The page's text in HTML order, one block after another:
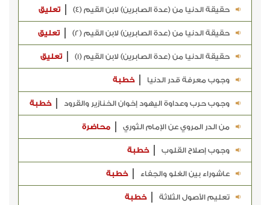
حقيقة الدنيا من (عدة الصابرين) لابن القيم (4) تعليق
حقيقة الدنيا من (عدة الصابرين) لابن القيم (2) تعليق
حقيقة الدنيا من (عدة الصابرين) لابن القيم (1) تعليق
وجوب معرفة قدر الدنيا خطبة
وجوب حرب وعداوة اليهود إخوان الخنازير والقرود خطبة
من الدر المروي عن الإمام الثوري محاضرة
وجوب إصلاح القلوب خطبة
عاشوراء بين الغلو والجفاء خطبة
تعليم الأصول الثلاثة خطبة